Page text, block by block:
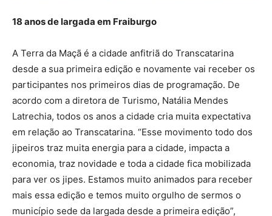
18 anos de largada em Fraiburgo
A Terra da Maçã é a cidade anfitriã do Transcatarina
desde a sua primeira edição e novamente vai receber os
participantes nos primeiros dias de programação. De
acordo com a diretora de Turismo, Natália Mendes
Latrechia, todos os anos a cidade cria muita expectativa
em relação ao Transcatarina. “Esse movimento todo dos
jipeiros traz muita energia para a cidade, impacta a
economia, traz novidade e toda a cidade fica mobilizada
para ver os jipes. Estamos muito animados para receber
mais essa edição e temos muito orgulho de sermos o
município sede da largada desde a primeira edição”,